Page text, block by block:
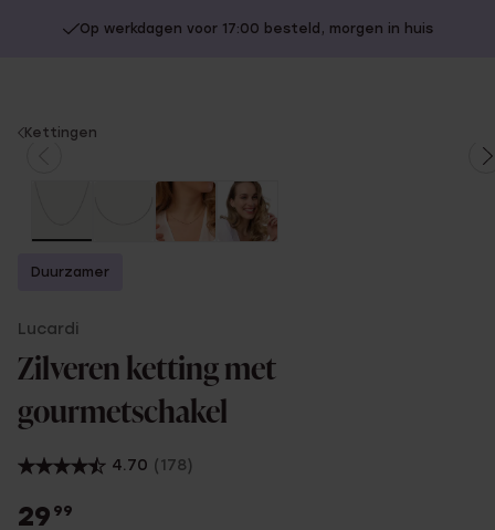
Op werkdagen voor 17:00 besteld, morgen in huis
You
Kettingen
Duurzamer
Lucardi
Zilveren ketting met
gourmetschakel
4.70 (178)
29 99